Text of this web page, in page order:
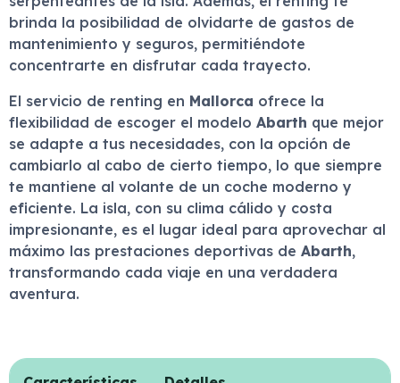
brinda la posibilidad de olvidarte de gastos de
mantenimiento y seguros, permitiéndote
concentrarte en disfrutar cada trayecto.
El servicio de renting en Mallorca ofrece la
flexibilidad de escoger el modelo Abarth que mejor
se adapte a tus necesidades, con la opción de
cambiarlo al cabo de cierto tiempo, lo que siempre
te mantiene al volante de un coche moderno y
eficiente. La isla, con su clima cálido y costa
impresionante, es el lugar ideal para aprovechar al
máximo las prestaciones deportivas de Abarth,
transformando cada viaje en una verdadera
aventura.